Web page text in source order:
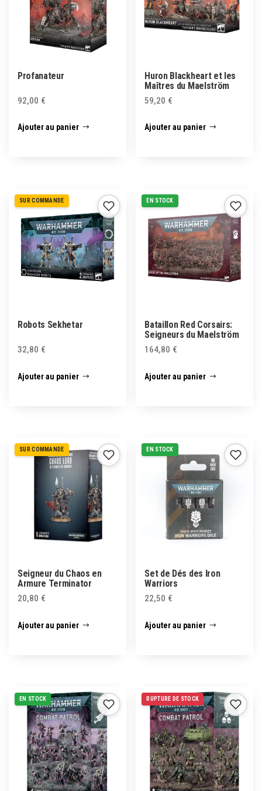
Profanateur
92,00 €
Ajouter au panier
Huron Blackheart et les
Maîtres du Maelström
59,20 €
Ajouter au panier
SUR COMMANDE
Robots Sekhetar
32,80 €
Ajouter au panier
EN STOCK
Bataillon Red Corsairs:
Seigneurs du Maelström
164,80 €
Ajouter au panier
SUR COMMANDE
Seigneur du Chaos en
Armure Terminator
20,80 €
Ajouter au panier
EN STOCK
Set de Dés des Iron
Warriors
22,50 €
Ajouter au panier
EN STOCK RUPTURE DE STOCK